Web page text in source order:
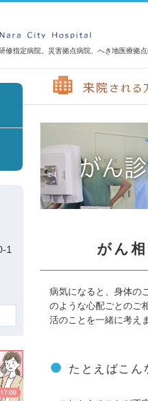
修指定病院、災害拠点病院、へき地医療拠
1
がん
病気になると、身体の
のような心配ごとのご
活のことを一緒に考え
たとえばこん